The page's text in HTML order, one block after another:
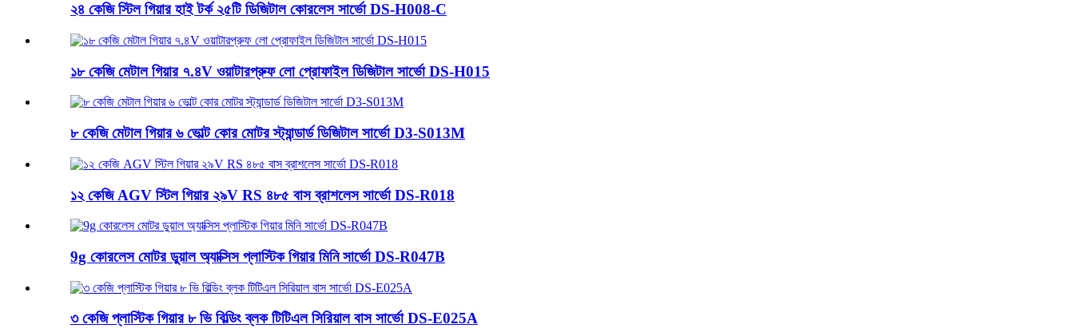
২৪ কেজি স্টিল গিয়ার হাই টর্ক ২৫টি ডিজিটাল কোরলেস সার্ভো DS-H008-C
১৮ কেজি মেটাল গিয়ার ৭.৪V ওয়াটারপ্রুফ লো প্রোফাইল ডিজিটাল সার্ভো DS-H015
৮ কেজি মেটাল গিয়ার ৬ ভোল্ট কোর মোটর স্ট্যান্ডার্ড ডিজিটাল সার্ভো D3-S013M
১২ কেজি AGV স্টিল গিয়ার ২৯V RS ৪৮৫ বাস ব্রাশলেস সার্ভো DS-R018
9g কোরলেস মোটর ডুয়াল অ্যাক্সিস প্লাস্টিক গিয়ার মিনি সার্ভো DS-R047B
৩ কেজি প্লাস্টিক গিয়ার ৮ ভি বিল্ডিং ব্লক টিটিএল সিরিয়াল বাস সার্ভো DS-E025A